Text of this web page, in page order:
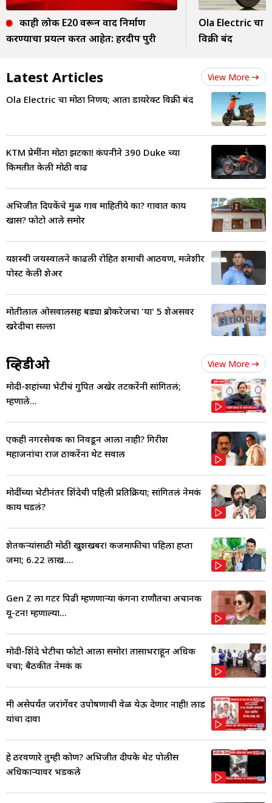
काही लोक E20 वरून वाद निर्माण
करण्याचा प्रयत्न करत आहेत: हरदीप पुरी
Ola Electric चा
विक्री बंद
Latest Articles View More
Ola Electric चा मोठा निर्णय; आता डायरेक्ट विक्री बंद
KTM प्रेमींना मोठा झटका! कंपनीने 390 Duke च्या
किमतीत केली मोठी वाढ
अभिजीत दिपकेंचे मुळ गाव माहितीये का? गावात काय
खास? फोटो आले समोर
यशस्वी जयस्वालने काढली रोहित शर्माची आठवण, मजेशीर
पोस्ट केली शेअर
मोतीलाल ओसवालसह बड्या ब्रोकरेजचा 'या' 5 शेअर्सवर
खरेदीचा सल्ला
व्हिडीओ View More
मोदी-शहांच्या भेटीचं गुपित अखेर तटकरेंनी सांगितलं;
म्हणाले...
एकही नगरसेवक का निवडून आला नाही? गिरीश
महाजनांचा राज ठाकरेंना थेट सवाल
मोदींच्या भेटीनंतर शिंदेची पहिली प्रतिक्रिया; सांगितलं नेमकं
काय घडलं?
शेतकऱ्यांसाठी मोठी खुशखबर! कर्जमाफीचा पहिला हप्ता
जमा; 6.22 लाख....
Gen Z ला गटर पिढी म्हणणाऱ्या कंगना राणौतचा अचानक
यू-टर्न! म्हणाल्या...
मोदी-शिंदे भेटीचा फोटो आला समोर! तासाभराहून अधिक
चर्चा; बैठकीत नेमकं क
मी असेपर्यंत जरांगेंवर उपोषणाची वेळ येऊ देणार नाही! लाड
यांचा दावा
हे ठरवणारे तुम्ही कोण? अभिजीत दीपके थेट पोलीस
अधिकाऱ्यावर भडकले